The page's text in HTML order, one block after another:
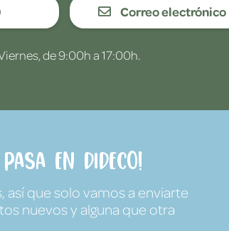
Correo electrónico
de 9:00h a 17:00h.
en Dideco!
que solo vamos a enviarte
nuevos y alguna que otra